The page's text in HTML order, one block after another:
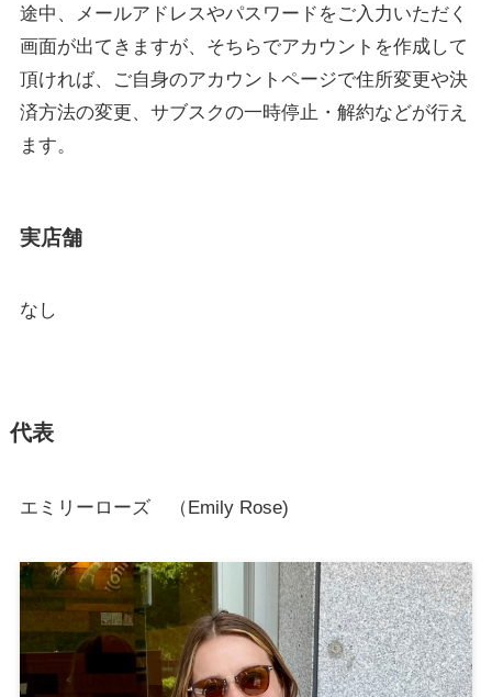
途中、メールアドレスやパスワードをご入力いただく
画面が出てきますが、そちらでアカウントを作成して
頂ければ、ご自身のアカウントページで住所変更や決
済方法の変更、サブスクの一時停止・解約などが行え
ます。
実店舗
なし
代表
エミリーローズ （Emily Rose)